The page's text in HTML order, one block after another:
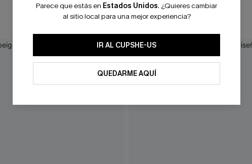
Parece que estás en Estados Unidos. ¿Quieres cambiar
al sitio local para una mejor experiencia?
IR AL CUPSHE-US
QUEDARME AQUÍ